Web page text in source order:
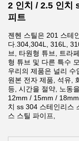
2 인치 / 2.5 인치
피트
젠헨 스틸은 201 스테
다.304,304L, 316L,
브, 타원형 튜브, 트라
형 튜브 및 다른 특수
우리의 제품은 널리 수
원본 전자 제품, 석유,
등, 시간을 절약, 노동
12mm / 15mm /
치 ss 304 스테인리스
스 스틸 파이프,